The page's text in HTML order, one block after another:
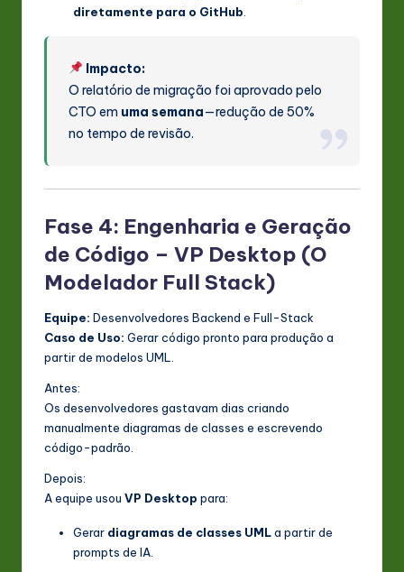
diretamente para o GitHub
Impacto:
O relatório de migração foi aprovado pelo
CTO em uma semana—redução de 50%
no tempo de revisão.
Fase 4: Engenharia e Geração
de Código – VP Desktop (O
Modelador Full Stack)
Equipe: Desenvolvedores Backend e Full-Stack
Caso de Uso: Gerar código pronto para produção a
partir de modelos UML.
Antes:
Os desenvolvedores gastavam dias criando
manualmente diagramas de classes e escrevendo
código-padrão.
Depois:
A equipe usou VP Desktop para:
Gerar diagramas de classes UMLa partir de
prompts de IA.